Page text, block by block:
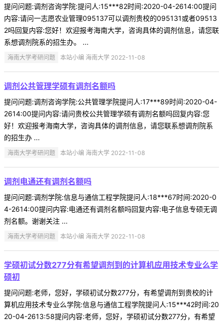
提问问题:调剂咨询学院:提问人:15***82时间:2020-04-2614:00提问
内容:请问一志愿农业管理095137可以调剂贵校的095131或者09513
2吗回复内容:您好！欢迎报考海南大学，咨询具体的调剂信息，请您联
系想调剂院系的招生办。 ...
海南大学考研问题 本站小编 海南大学 2022-11-08
调剂公共管理学硕有调剂名额吗
提问问题:调剂咨询学院:公共管理学院提问人:17***89时间:2020-04-
2614:00提问内容:请问贵校公共管理学硕有调剂名额吗回复内容:您
好！欢迎报考海南大学，咨询具体的调剂信息，请您联系想调剂院系
的招生办 ...
海南大学考研问题 本站小编 海南大学 2022-11-08
调剂电通还有调剂名额吗
提问问题:调剂学院:信息与通信工程学院提问人:18***67时间:2020-0
4-2614:00提问内容:电通还有调剂名额吗回复内容:电子信息专硕无调
剂名额。谢谢关注 ...
海南大学考研问题 本站小编 海南大学 2022-11-08
学硕初试分数277分有希望调剂到的计算机应用技术专业么学
硕初
提问问题:老师，您好，学硕初试分数277分，有希望调剂到贵校的计
算机应用技术专业么学院:信息与通信工程学院提问人:15***42时间:20
20-04-2613:58提问内容:老师，您好，学硕初试分数277分，有希望